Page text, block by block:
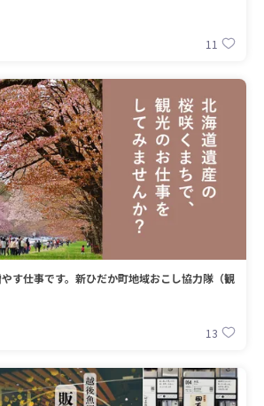
11
やす仕事です。新ひだか町地域おこし協力隊（観
13